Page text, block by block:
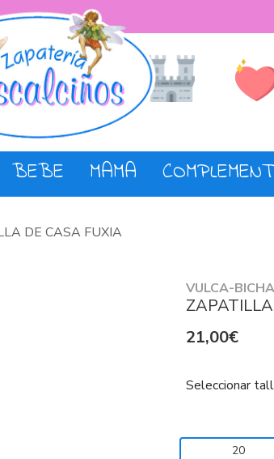
BEBE MAMA
DE CASA FUXIA
VULCA-BICHA
21,00€
Seleccionar
20